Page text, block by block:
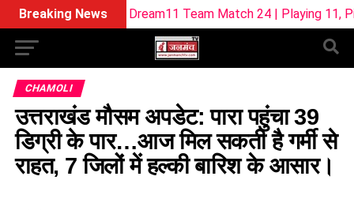
Breaking News
SUL-W Dream11 Team Match 24 | Playing 11, Pitch Report &
CHAMOLI
उत्तराखंड मौसम अपडेट: पारा पहुंचा 39
डिग्री के पार…आज मिल सकती है गर्मी से
राहत, 7 जिलों में हल्की बारिश के आसार।